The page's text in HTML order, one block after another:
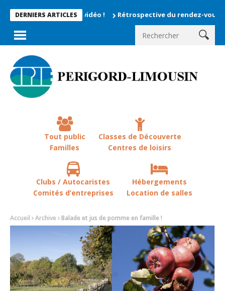
DERNIERS ARTICLES Rétrospective du rendez-vous la chevêche
Tout public
Familles
Classes de Découverte
Centres de loisirs
Clubs / Autocaristes
Comités d’entreprises
Hébergements
Location de salles
Accueil Archive Balade et jus de pomme en famille !